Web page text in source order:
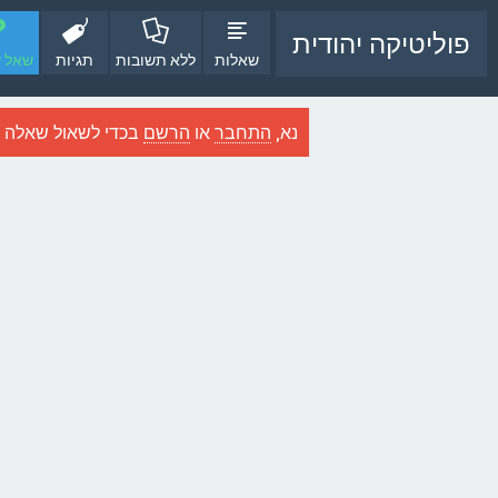
פוליטיקה יהודית
שאלות ללא תשובות תגיות שאל
נא, התחבר או הרשם בכדי לשאול שאלה